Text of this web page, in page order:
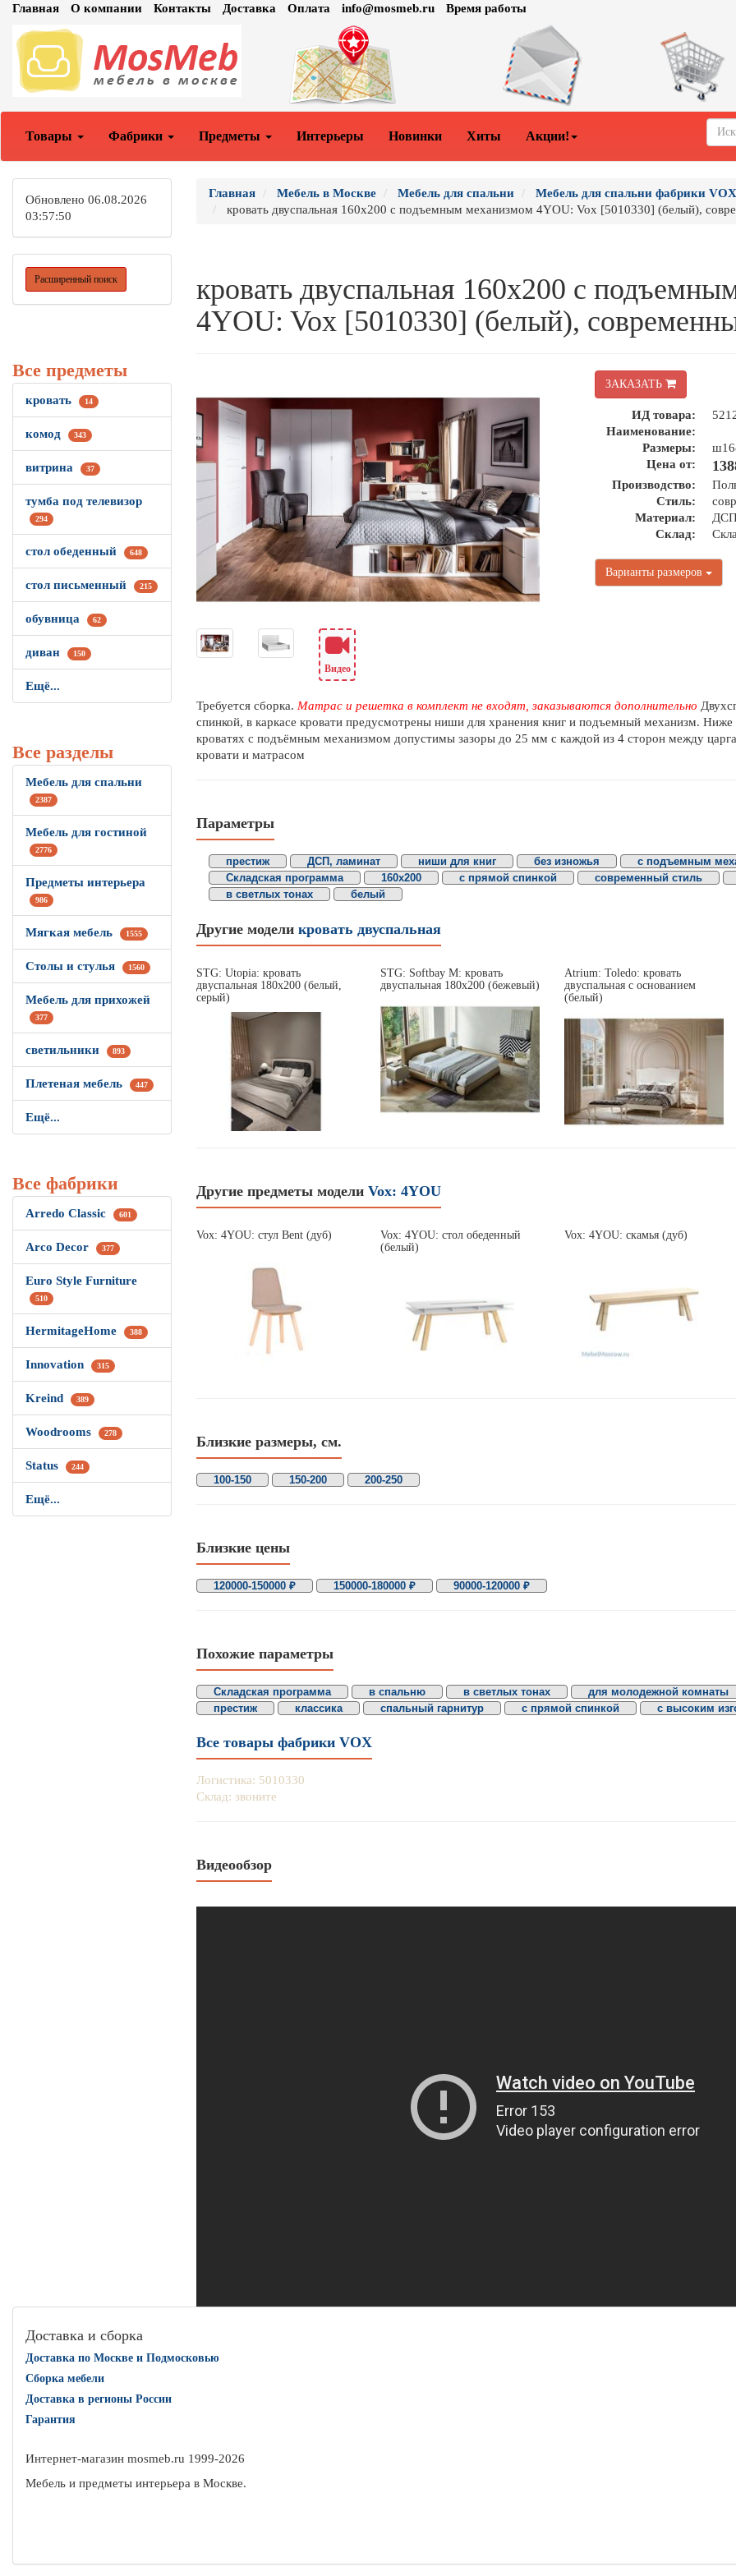
Главная О компании Контакты Доставка Оплата info@mosmeb.ru Время работы
Товары Фабрики Предметы Интерьеры Новинки Хиты Акции!
Обновлено 06.08.2026
03:57:50
Расширенный поиск
Все предметы
кровать 14
комод 343
витрина 37
тумба под телевизор
294
стол обеденный 648
стол письменный 215
обувница 62
диван 150
Ещё...
Все разделы
Мебель для спальни
2387
Мебель для гостиной
2776
Предметы интерьера
986
Мягкая мебель 1555
Столы и стулья 1560
Мебель для прихожей
377
светильники 893
Плетеная мебель 447
Ещё...
Все фабрики
Arredo Classic 601
Arco Decor 377
Euro Style Furniture
510
HermitageHome 388
Innovation 315
Kreind 389
Woodrooms 278
Status 244
Ещё...
Главная Мебель в Москве Мебель для спальни
Мебель для спальни фабрики
кровать двуспальная 160х200 с подъемным механизмом 4YOU: Vox [5010330] (белый),
кровать двуспальная 160х200 с
4YOU: Vox [5010330] (белый),
Видео
ЗАКАЗАТЬ
ИД товара:
Наименование:
Размеры:
Цена от:
Производство:
Стиль:
Материал:
Склад:
Варианты размеров
Требуется сборка. Матрас и решетка в комплект не входят, заказываются дополнительно
спинкой, в каркасе кровати предусмотрены ниши для хранения книг и подъемный механизм. Ниже
кроватях с подъёмным механизмом допустимы зазоры до 25 мм с каждой из 4 сторон между
кровати и матрасом
Параметры
престиж ДСП, ламинат ниши для книг без изножья с подъемным
Складская программа
160х200 с прямой спинкой современный стиль
в светлых тонах
белый
Другие модели кровать двуспальная
STG: Utopia: кровать
двуспальная 180х200 (белый,
серый)
STG: Softbay M: кровать
двуспальная 180х200 (бежевый)
Atrium: Toledo: кровать
двуспальная c основанием
(белый)
Другие предметы модели Vox: 4YOU
Vox: 4YOU: стул Bent (дуб)
Vox: 4YOU: стол обеденный
(белый)
Vox: 4YOU: скамья (дуб)
Близкие размеры, см.
100-150 150-200 200-250
Близкие цены
120000-150000 ₽ 150000-180000 ₽ 90000-120000 ₽
Похожие параметры
Складская программа в спальню в светлых тонах для молодежной комнаты
престиж
классика спальный гарнитур с прямой спинкой с высоким
Все товары фабрики VOX
Логистика: 5010330
Склад: звоните
Видеообзор
Доставка и сборка
Доставка по Москве и Подмосковью
Сборка мебели
Доставка в регионы России
Гарантия
Интернет-магазин mosmeb.ru 1999-2026
Мебель и предметы интерьера в Москве.